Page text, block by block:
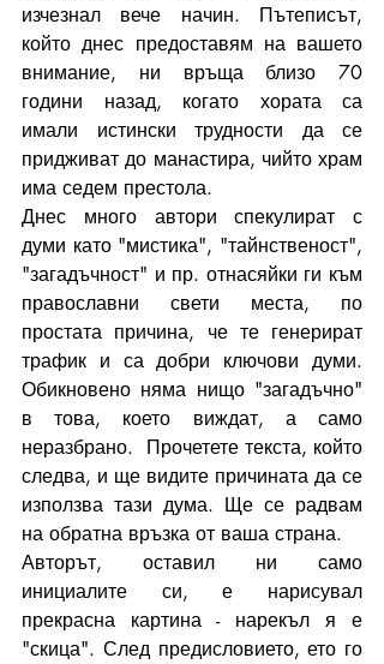
изчезнал вече начин. Пътеписът,
който днес предоставям на вашето
внимание, ни връща близо 70
години назад, когато хората са
имали истински трудности да се
придживат до манастира, чийто храм
има седем престола.
Днес много автори спекулират с
думи като "мистика", "тайнственост",
"загадъчност" и пр. отнасяйки ги към
православни свети места, по
простата причина, че те генерират
трафик и са добри ключови думи.
Обикновено няма нищо "загадъчно"
в това, което виждат, а само
неразбрано.  Прочетете текста, който
следва, и ще видите причината да се
използва тази дума. Ще се радвам
на обратна връзка от ваша страна.
Авторът, оставил ни само
инициалите си, е нарисувал
прекрасна картина - нарекъл я е
"скица". След предисловието, ето го